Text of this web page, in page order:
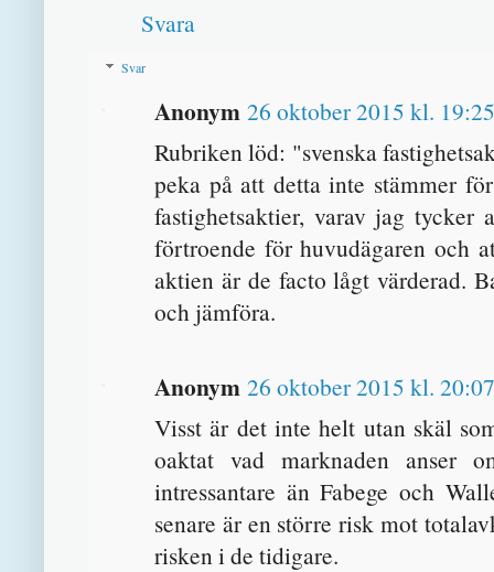
Svara
Svar
Anonym 26 oktober 2015 kl. 19:25
Rubriken löd: "svenska
peka på att detta inte stämmer
fastighetsaktier, varav jag tycker
förtroende för huvudägaren och
aktien är de facto lågt värderad.
och jämföra.
Anonym 26 oktober 2015 kl. 20:07
Visst är det inte helt utan skäl
oaktat vad marknaden anser
intressantare än Fabege och
senare är en större risk mot
risken i de tidigare.